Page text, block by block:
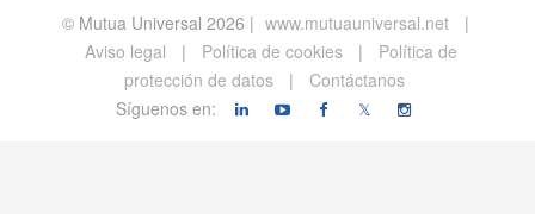
© Mutua Universal 2026 | www.mutuauniversal.net
|
Aviso legal
| Política de cookies |
Política de
protección de datos
|
Contáctanos
Síguenos en:
𝕏